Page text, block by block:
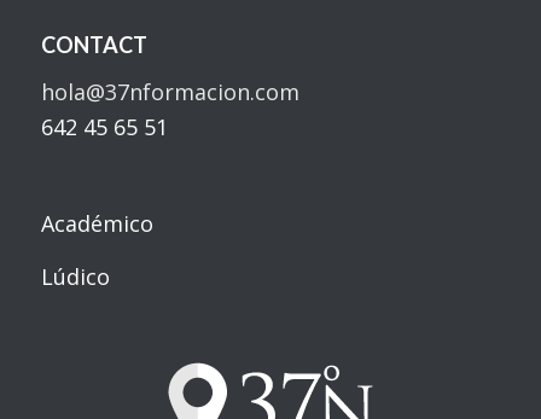
CONTACT
hola@37nformacion.com
642 45 65 51
Académico
Lúdico